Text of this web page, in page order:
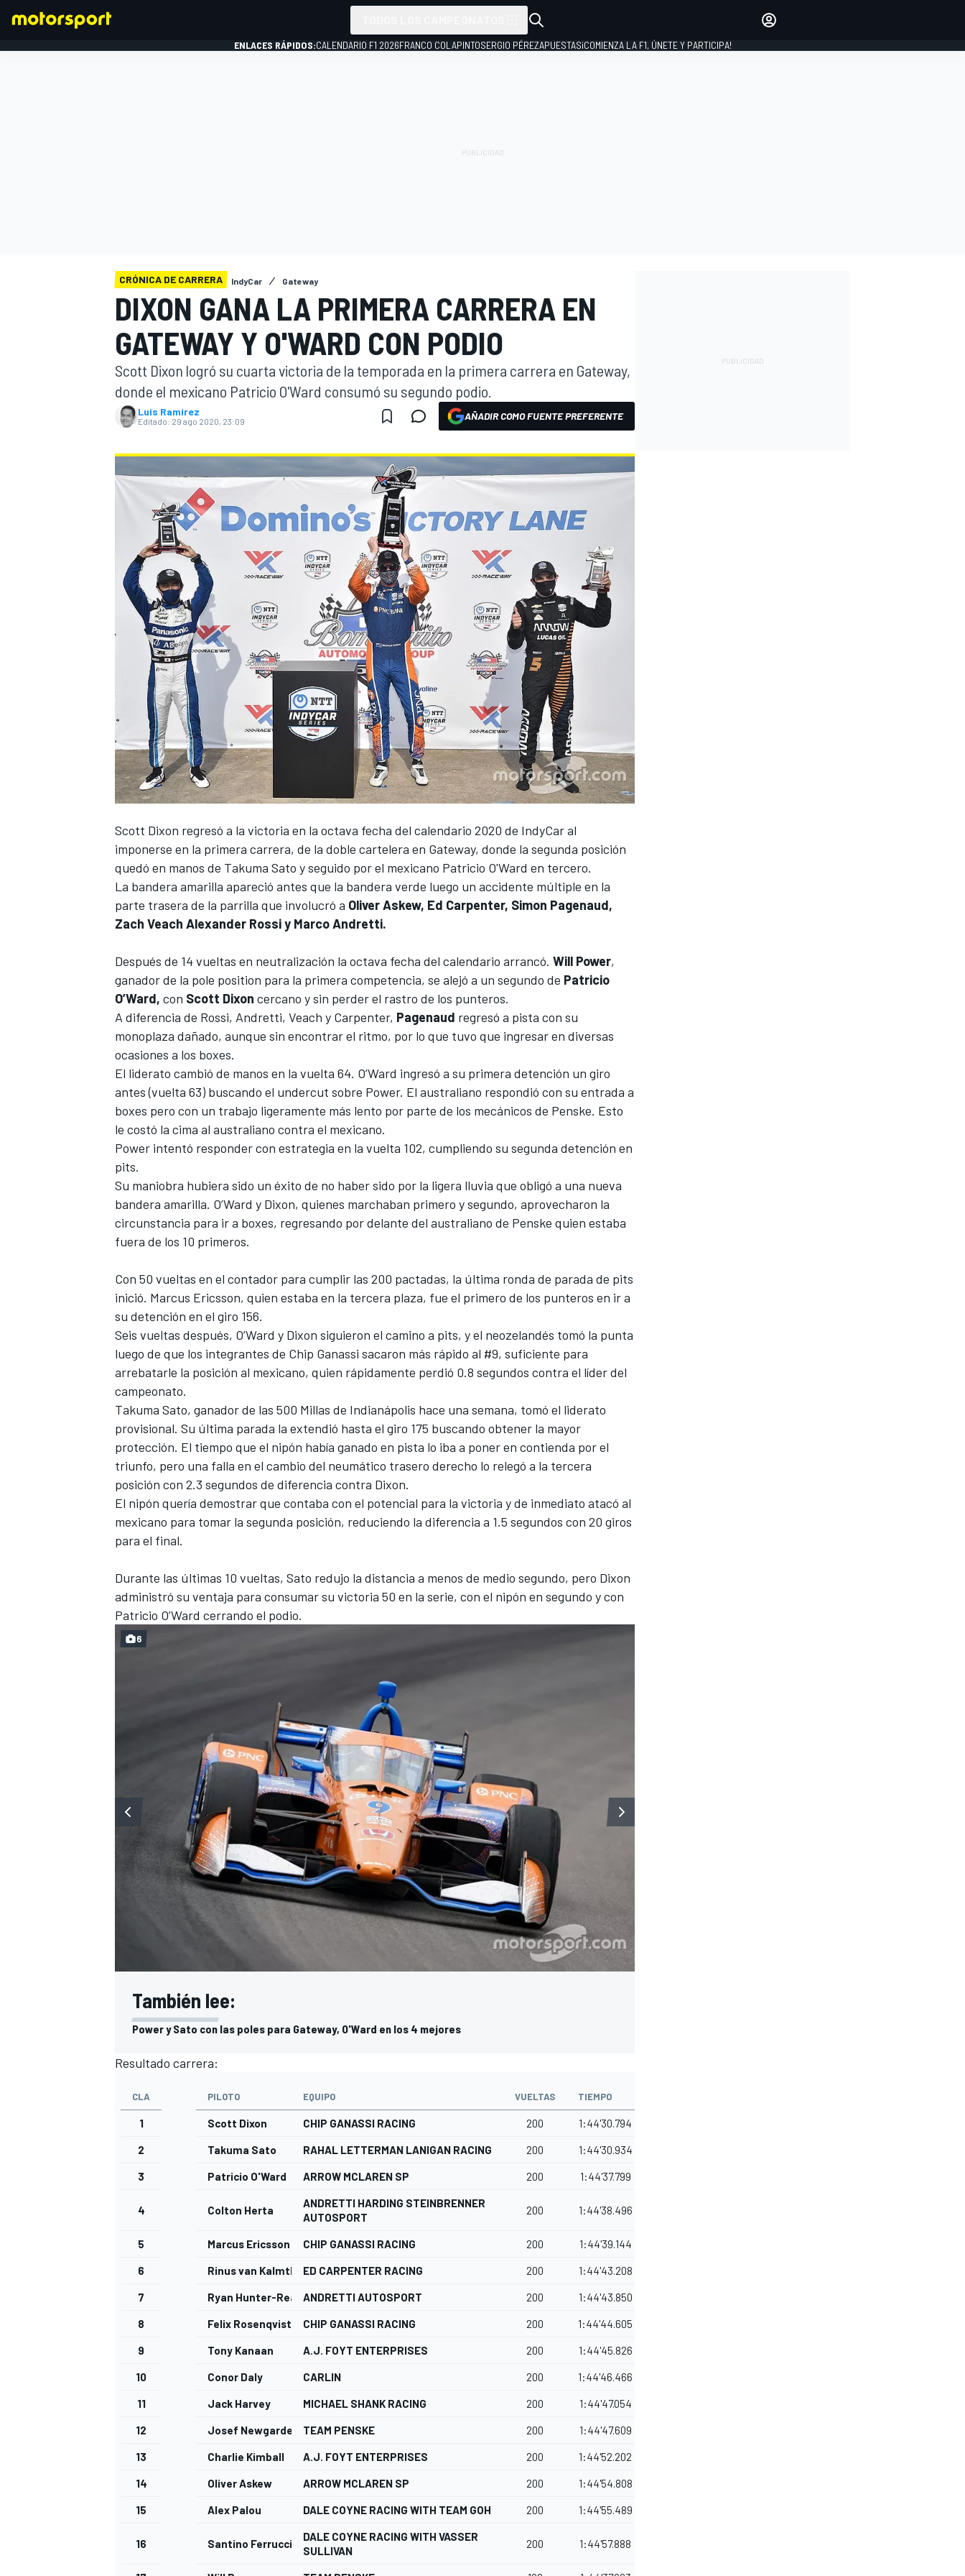
INDYCAR
MOTOGP
NASCAR CUP
FÓRMULA E
WRC
MÁS CATEGORÍAS
INICIAR SESIÓN
ENLACES RÁPIDOS:CALENDARIO F1 2026FRANCO COLAPINTOSERGIO PÉREZAPUESTAS¡COMIENZA LA F1, ÚNETE Y PARTICIPA!
CRÓNICA DE CARRERA IndyCar Gateway
DIXON GANA LA PRIMERA CARRERA EN
GATEWAY Y O'WARD CON PODIO
Scott Dixon logró su cuarta victoria de la temporada en la primera carrera en Gateway,
donde el mexicano Patricio O'Ward consumó su segundo podio.
Luis Ramírez
Editado: 29 ago 2020, 23:09 AÑADIR COMO FUENTE PREFERENTE
Scott Dixon regresó a la victoria en la octava fecha del calendario 2020 de IndyCar al
imponerse en la primera carrera, de la doble cartelera en Gateway, donde la segunda posición
quedó en manos de Takuma Sato y seguido por el mexicano Patricio O'Ward en tercero.
La bandera amarilla apareció antes que la bandera verde luego un accidente múltiple en la
parte trasera de la parrilla que involucró a Oliver Askew, Ed Carpenter, Simon Pagenaud,
Zach Veach Alexander Rossi y Marco Andretti.
Después de 14 vueltas en neutralización la octava fecha del calendario arrancó. Will Power,
ganador de la pole position para la primera competencia, se alejó a un segundo de Patricio
O’Ward, con Scott Dixon cercano y sin perder el rastro de los punteros.
A diferencia de Rossi, Andretti, Veach y Carpenter, Pagenaud regresó a pista con su
monoplaza dañado, aunque sin encontrar el ritmo, por lo que tuvo que ingresar en diversas
ocasiones a los boxes.
El liderato cambió de manos en la vuelta 64. O’Ward ingresó a su primera detención un giro
antes (vuelta 63) buscando el undercut sobre Power. El australiano respondió con su entrada a
boxes pero con un trabajo ligeramente más lento por parte de los mecánicos de Penske. Esto
le costó la cima al australiano contra el mexicano.
Power intentó responder con estrategia en la vuelta 102, cumpliendo su segunda detención en
pits.
Su maniobra hubiera sido un éxito de no haber sido por la ligera lluvia que obligó a una nueva
bandera amarilla. O’Ward y Dixon, quienes marchaban primero y segundo, aprovecharon la
circunstancia para ir a boxes, regresando por delante del australiano de Penske quien estaba
fuera de los 10 primeros.
Con 50 vueltas en el contador para cumplir las 200 pactadas, la última ronda de parada de pits
inició. Marcus Ericsson, quien estaba en la tercera plaza, fue el primero de los punteros en ir a
su detención en el giro 156.
Seis vueltas después, O’Ward y Dixon siguieron el camino a pits, y el neozelandés tomó la punta
luego de que los integrantes de Chip Ganassi sacaron más rápido al #9, suficiente para
arrebatarle la posición al mexicano, quien rápidamente perdió 0.8 segundos contra el líder del
campeonato.
Takuma Sato, ganador de las 500 Millas de Indianápolis hace una semana, tomó el liderato
provisional. Su última parada la extendió hasta el giro 175 buscando obtener la mayor
protección. El tiempo que el nipón había ganado en pista lo iba a poner en contienda por el
triunfo, pero una falla en el cambio del neumático trasero derecho lo relegó a la tercera
posición con 2.3 segundos de diferencia contra Dixon.
El nipón quería demostrar que contaba con el potencial para la victoria y de inmediato atacó al
mexicano para tomar la segunda posición, reduciendo la diferencia a 1.5 segundos con 20 giros
para el final.
Durante las últimas 10 vueltas, Sato redujo la distancia a menos de medio segundo, pero Dixon
administró su ventaja para consumar su victoria 50 en la serie, con el nipón en segundo y con
Patricio O’Ward cerrando el podio.
6
También lee:
Power y Sato con las poles para Gateway, O'Ward en los 4 mejores
Resultado carrera:
CLA PILOTO EQUIPO VUELTAS TIEMPO
1 Scott Dixon CHIP GANASSI RACING 200 1:44'30.794
2 Takuma Sato RAHAL LETTERMAN LANIGAN RACING 200 1:44'30.934
3 Patricio O'Ward ARROW MCLAREN SP 200 1:44'37.799
4 Colton Herta
ANDRETTI HARDING STEINBRENNER
AUTOSPORT
200 1:44'38.496
5 Marcus Ericsson CHIP GANASSI RACING 200 1:44'39.144
6 Rinus van KalmthoutED CARPENTER RACING 200 1:44'43.208
7 Ryan Hunter-Reay ANDRETTI AUTOSPORT 200 1:44'43.850
8 Felix Rosenqvist CHIP GANASSI RACING 200 1:44'44.605
9 Tony Kanaan A.J. FOYT ENTERPRISES 200 1:44'45.826
10 Conor Daly CARLIN 200 1:44'46.466
11 Jack Harvey MICHAEL SHANK RACING 200 1:44'47.054
12 Josef Newgarden TEAM PENSKE 200 1:44'47.609
13 Charlie Kimball A.J. FOYT ENTERPRISES 200 1:44'52.202
14 Oliver Askew ARROW MCLAREN SP 200 1:44'54.808
15 Alex Palou DALE COYNE RACING WITH TEAM GOH 200 1:44'55.489
16 Santino Ferrucci
DALE COYNE RACING WITH VASSER
SULLIVAN
200 1:44'57.888